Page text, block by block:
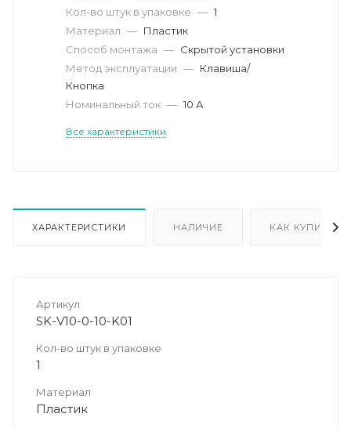
Кол-во штук в упаковке — 1
Материал — Пластик
Способ монтажа — Скрытой установки
Метод эксплуатации — Клавиша/
Кнопка
Номинальный ток — 10 А
Все характеристики
ХАРАКТЕРИСТИКИ НАЛИЧИЕ КАК КУПИТЬ
Артикул
SK-V10-0-10-K01
Кол-во штук в упаковке
1
Материал
Пластик